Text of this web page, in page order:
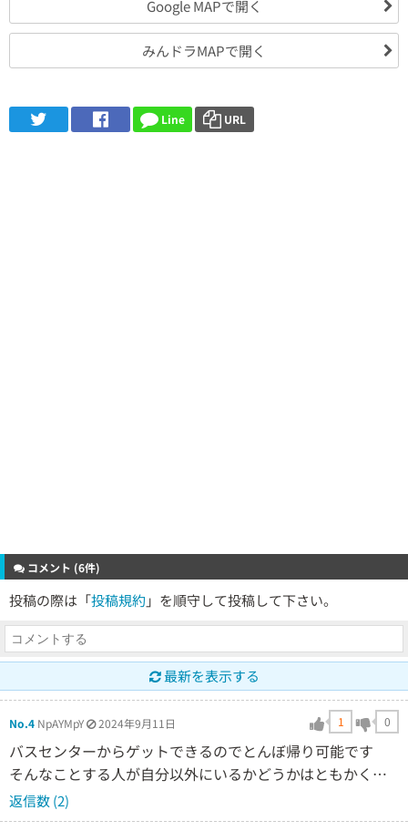
Google MAPで開く
みんドラMAPで開く
Line URL
コメント (6件)
投稿の際は「投稿規約 」を順守して投稿して下さい。
最新を表示する
No.4 NpAYMpY 2024年9月11日 1 0
バスセンターからゲットできるのでとんぼ帰り可能です
そんなことする人が自分以外にいるかどうかはともかく…
返信数 (2)